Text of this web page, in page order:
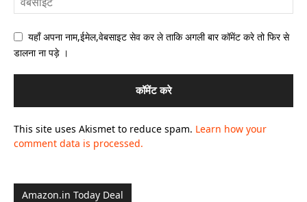
यहाँ अपना नाम,ईमेल,वेबसाइट सेव कर ले ताकि अगली बार कॉमेंट करे तो फिर से
डालना ना पड़े ।
This site uses Akismet to reduce spam. Learn how your
comment data is processed.
Amazon.in Today Deal